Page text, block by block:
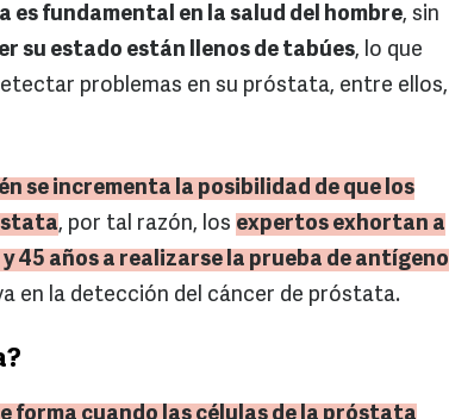
fundamental en la salud del hombre, sin
su estado están llenos de tabúes, lo que
problemas en su próstata, entre ellos,
se incrementa la posibilidad de que los
, por tal razón, los expertos exhortan a
45 años a realizarse la prueba de antígeno
en la detección del cáncer de próstata.